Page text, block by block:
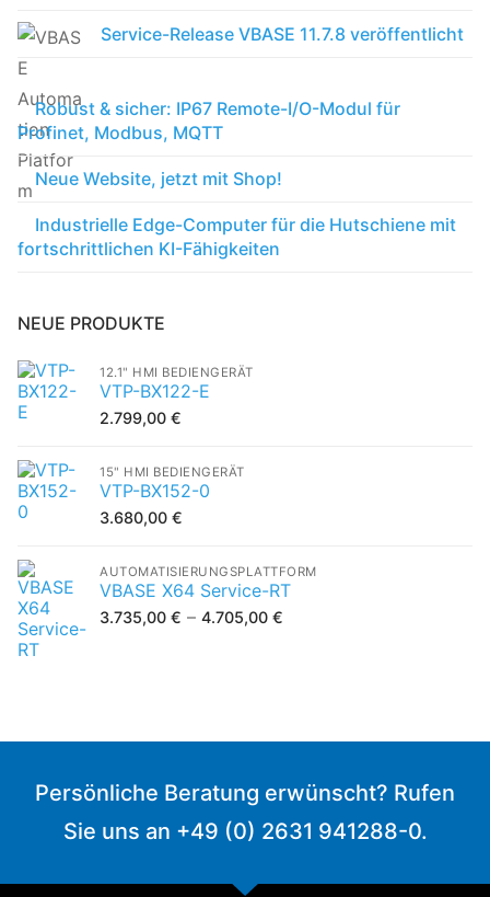
Service-Release VBASE 11.7.8 veröffentlicht
Robust & sicher: IP67 Remote-I/O-Modul für
Profinet, Modbus, MQTT
Neue Website, jetzt mit Shop!
Industrielle Edge-Computer für die Hutschiene mit
fortschrittlichen KI-Fähigkeiten
NEUE PRODUKTE
12.1" HMI BEDIENGERÄT
VTP-BX122-E
2.799,00 €
15" HMI BEDIENGERÄT
VTP-BX152-0
3.680,00 €
AUTOMATISIERUNGSPLATTFORM
VBASE X64 Service-RT
3.735,00 € – 4.705,00 €
Persönliche Beratung erwünscht? Rufen
Sie uns an +49 (0) 2631 941288-0.